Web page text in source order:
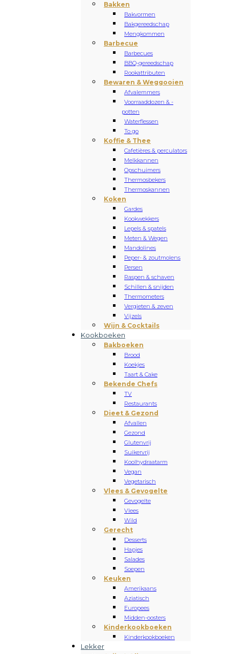
Bakken
Bakvormen
Bakgereedschap
Mengkommen
Barbecue
Barbecues
BBQ-gereedschap
Rookattributen
Bewaren & Weggooien
Afvalemmers
Voorraaddozen & -
potten
Waterflessen
To go
Koffie & Thee
Cafetières & perculators
Melkkannen
Opschuimers
Thermosbekers
Thermoskannen
Koken
Gardes
Kookwekkers
Lepels & spatels
Meten & Wegen
Mandolines
Peper- & zoutmolens
Persen
Raspen & schaven
Schillen & snijden
Thermometers
Vergieten & zeven
Vijzels
Wijn & Cocktails
Kookboeken
Bakboeken
Brood
Koekjes
Taart & Cake
Bekende Chefs
TV
Restaurants
Dieet & Gezond
Afvallen
Gezond
Glutenvrij
Suikervrij
Koolhydraatarm
Vegan
Vegetarisch
Vlees & Gevogelte
Gevogelte
Vlees
Wild
Gerecht
Desserts
Hapjes
Salades
Soepen
Keuken
Amerikaans
Aziatisch
Europees
Midden-oosters
Kinderkookboeken
Kinderkookboeken
Lekker